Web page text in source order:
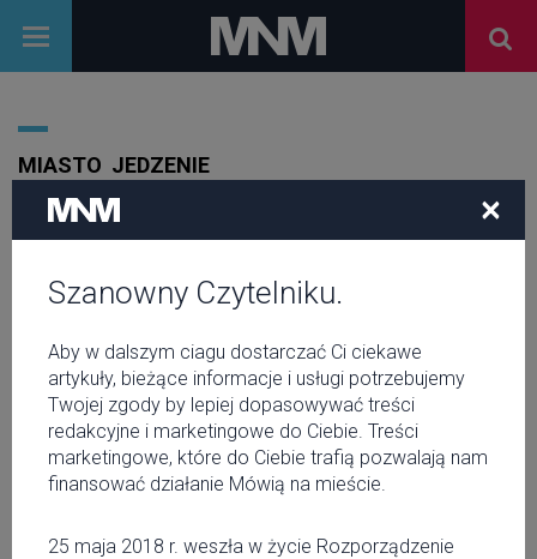
MIASTO JEDZENIE
25 kwietnia
×
Szanowny Czytelniku.
Aby w dalszym ciagu dostarczać Ci ciekawe
artykuły, bieżące informacje i usługi potrzebujemy
Twojej zgody by lepiej dopasowywać treści
redakcyjne i marketingowe do Ciebie. Treści
marketingowe, które do Ciebie trafią pozwalają nam
finansować działanie Mówią na mieście.
25 maja 2018 r. weszła w życie Rozporządzenie